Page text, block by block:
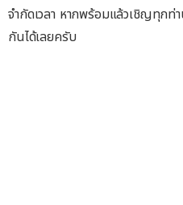
จำกัดเวลา หากพร้อมแล้วเชิญทุกท่
กันได้เลยครับ